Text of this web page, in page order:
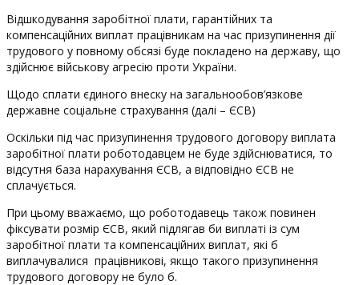
Відшкодування заробітної плати, гарантійних та
компенсаційних виплат працівникам на час призупинення дії
трудового у повному обсязі буде покладено на державу, що
здійснює військову агресію проти України.
Щодо сплати єдиного внеску на загальнообов’язкове
державне соціальне страхування (далі – ЄСВ)
Оскільки під час призупинення трудового договору виплата
заробітної плати роботодавцем не буде здійснюватися, то
відсутня база нарахування ЄСВ, а відповідно ЄСВ не
сплачується.
При цьому вважаємо, що роботодавець також повинен
фіксувати розмір ЄСВ, який підлягав би виплаті із сум
заробітної плати та компенсаційних виплат, які б
виплачувалися працівникові, якщо такого призупинення
трудового договору не було б.